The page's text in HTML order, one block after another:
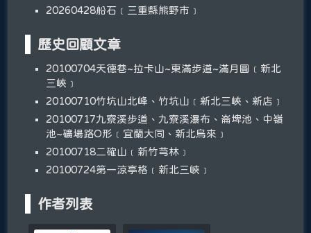
20260428船石﹝三重縣熊野市﹞
歷史回顧文章
20100704天德巷~拉卡山~東滿步道~滿月圓﹝新北
三峽﹞
20100710竹坑山北峰、竹坑山﹝新北三峽、新店﹞
20100717九寮溪步道、九寮溪瀑布、崙埤池、中嶺
池~礦場路O形﹝宜蘭大同、新北烏來﹞
20100718二確山﹝新竹芎林﹞
20100724第一涼亭格﹝新北三峽﹞
作者列表